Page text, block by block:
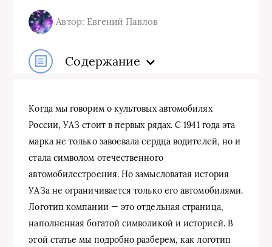
Автор: Евгений Павлов
Содержание
Когда мы говорим о культовых автомобилях
России, УАЗ стоит в первых рядах. С 1941 года эта
марка не только завоевала сердца водителей, но и
стала символом отечественного
автомобилестроения. Но замысловатая история
УАЗа не ограничивается только его автомобилями.
Логотип компании — это отдельная страница,
наполненная богатой символикой и историей. В
этой статье мы подробно разберем, как логотип